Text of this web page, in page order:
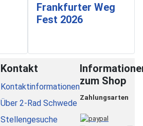
Frankfurter Weg
Fest 2026
Kontakt
Kontaktinformationen
Über 2-Rad Schwede
Stellengesuche
zum Shop
Zahlungsarten